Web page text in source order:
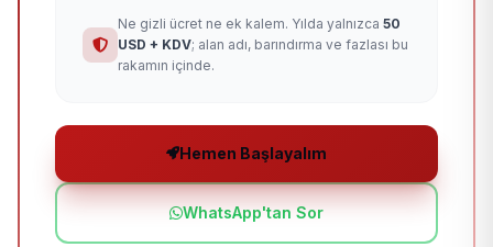
Ne gizli ücret ne ek kalem. Yılda yalnızca 50
USD + KDV; alan adı, barındırma ve fazlası bu
rakamın içinde.
Hemen Başlayalım
WhatsApp'tan Sor